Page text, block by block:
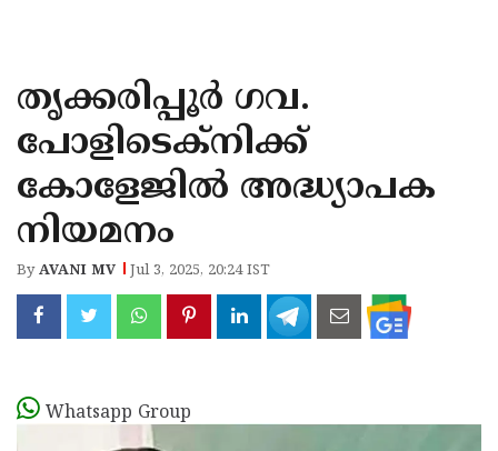
KANNUR
KASARAGOD
തൃക്കരിപ്പൂര്‍ ഗവ.
പോളിടെക്നിക്ക്
കോളേജില്‍ അദ്ധ്യാപക
നിയമനം
ByAVANI MV Jul 3, 2025, 20:24 IST
Whatsapp Group